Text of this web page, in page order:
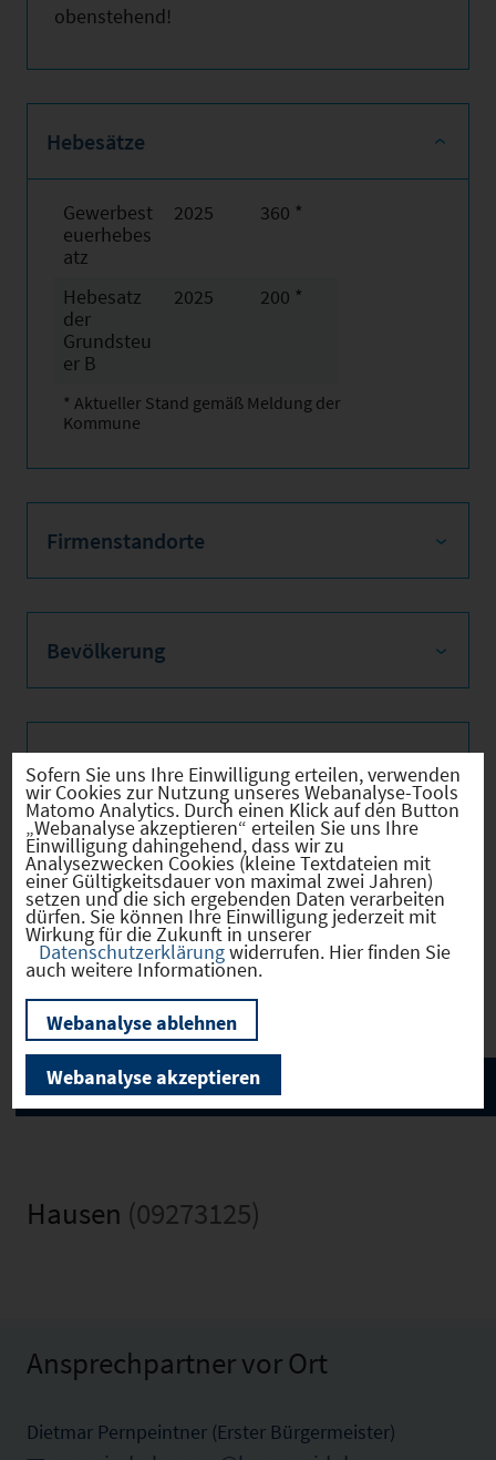
obenstehend!
Hebesätze
Gewerbest
euerhebes
atz
2025 360 *
Hebesatz
der
Grundsteu
er B
2025 200 *
* Aktueller Stand gemäß Meldung der
Kommune
Firmenstandorte
Bevölkerung
Sozialvers. Beschäftigte
Verkehrsinfrastruktur
Kommunale Infrastruktur
Hausen (09273125)
Ansprechpartner vor Ort
Dietmar Pernpeintner (Erster Bürgermeister)
Sofern Sie uns Ihre Einwilligung erteilen, verwenden
wir Cookies zur Nutzung unseres Webanalyse-Tools
Matomo Analytics. Durch einen Klick auf den Button
„Webanalyse akzeptieren“ erteilen Sie uns Ihre
Einwilligung dahingehend, dass wir zu
Analysezwecken Cookies (kleine Textdateien mit
einer Gültigkeitsdauer von maximal zwei Jahren)
setzen und die sich ergebenden Daten verarbeiten
dürfen. Sie können Ihre Einwilligung jederzeit mit
Wirkung für die Zukunft in unserer
Datenschutzerklärungwiderrufen. Hier finden Sie
auch weitere Informationen.
Webanalyse ablehnen
Webanalyse akzeptieren